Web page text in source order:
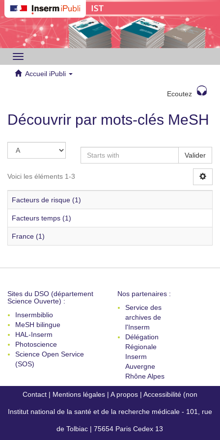
Toggle
navigation
Accueil iPubli
Ecoutez
Découvrir par mots-clés MeSH
Valider
Voici les éléments 1-3
Facteurs de risque (1)
Facteurs temps (1)
France (1)
Sites du DSO (département
Science Ouverte) :
Insermbiblio
MeSH bilingue
HAL-Inserm
Photoscience
Science Open Service
(SOS)
Nos partenaires :
Service des
archives de
l'Inserm
Délégation
Régionale
Inserm
Auvergne
Rhône Alpes
Contact | Mentions légales | A propos | Accessibilité (non
conforme)
Institut national de la santé et de la recherche médicale - 101, rue
de Tolbiac | 75654 Paris Cedex 13